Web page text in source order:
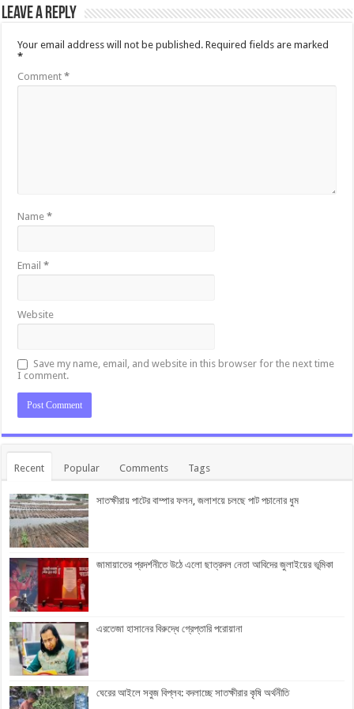
Leave a Reply
Your email address will not be published. Required fields are marked
*
Comment*
Name*
Email*
Website
Save my name, email, and website in this browser for the next time
I comment.
Recent Popular Comments Tags
সাতক্ষীরায় পাটের বাম্পার ফলন, জলাশয়ে চলছে পাট পচানোর ধুম
জামায়াতের প্রদর্শনীতে উঠে এলো ছাত্রদল নেতা আবিদের জুলাইয়ের ভূমিকা
এরতেজা হাসানের বিরুদ্ধে গ্রেপ্তারি পরোয়ানা
ঘেরের আইলে সবুজ বিপ্লব: বদলাচ্ছে সাতক্ষীরার কৃষি অর্থনীতি